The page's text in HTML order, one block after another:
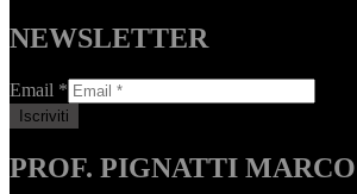
NEWSLETTER
Email *
PROF. PIGNATTI